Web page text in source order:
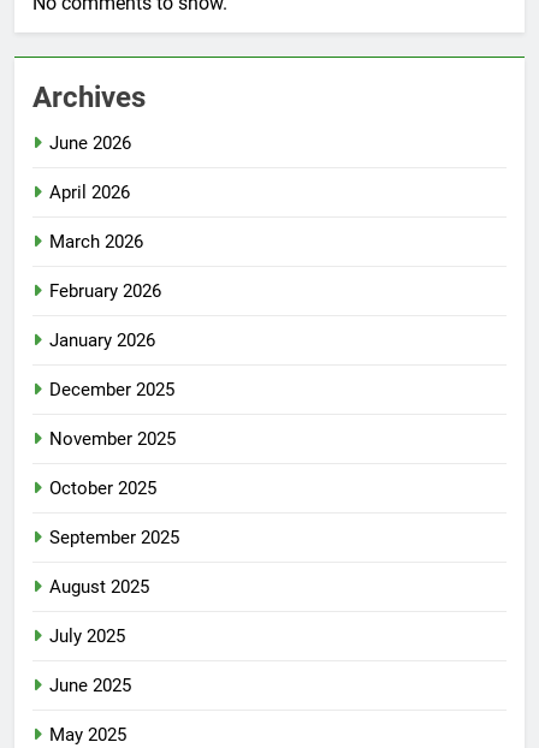
Archives
June 2026
April 2026
March 2026
February 2026
January 2026
December 2025
November 2025
October 2025
September 2025
August 2025
July 2025
June 2025
May 2025